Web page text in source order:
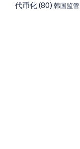
代币化(80) 韩国监管